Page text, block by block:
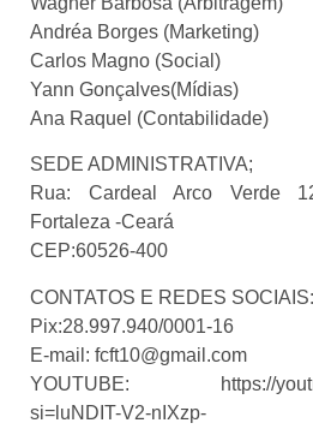
Andréa Borges (Marketing)
Carlos Magno (Social)
Yann Gonçalves(Mídias)
Ana Raquel (Contabilidade)
SEDE ADMINISTRATIVA;
Rua: Cardeal Arco Verde
Fortaleza -Ceará
CEP:60526-400
CONTATOS E REDES SOCIAIS:
Pix:28.997.940/0001-16
E-mail: fcft10@gmail.com
YOUTUBE: https://
si=luNDIT-V2-nIXzp-